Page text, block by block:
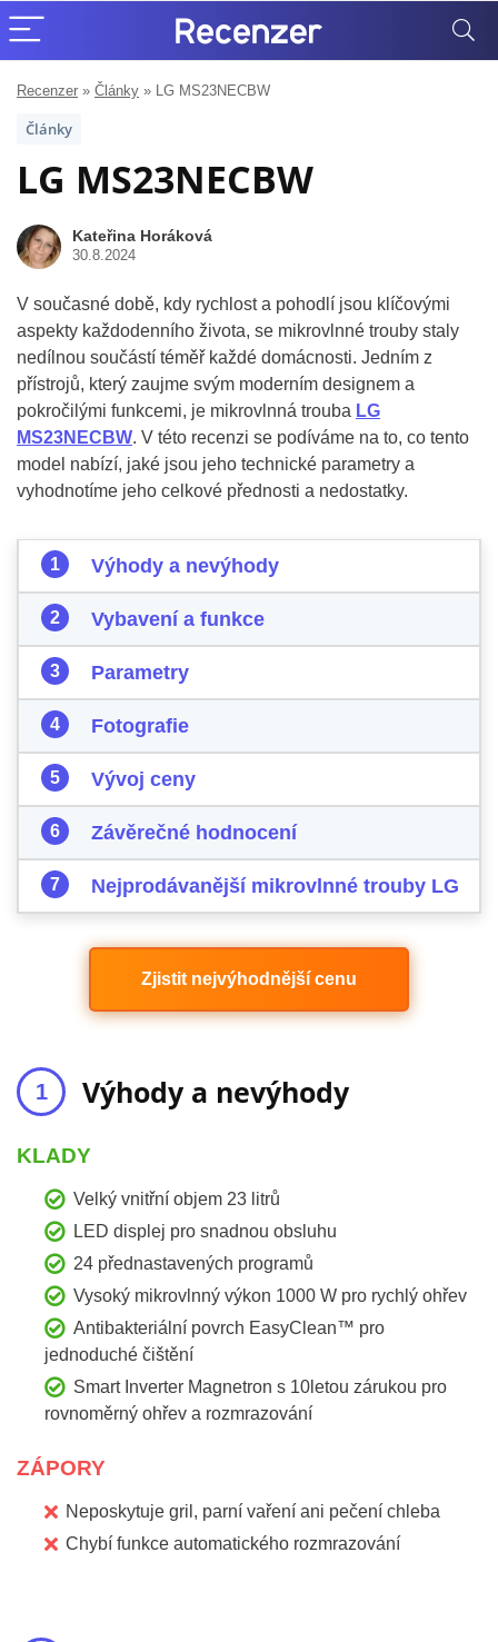
Recenzer » Články » LG MS23NECBW
Články
LG MS23NECBW
Kateřina Horáková
30.8.2024
V současné době, kdy rychlost a pohodlí jsou klíčovými
aspekty každodenního života, se mikrovlnné trouby staly
nedílnou součástí téměř každé domácnosti. Jedním z
přístrojů, který zaujme svým moderním designem a
pokročilými funkcemi, je mikrovlnná trouba LG
MS23NECBW. V této recenzi se podíváme na to, co tento
model nabízí, jaké jsou jeho technické parametry a
vyhodnotíme jeho celkové přednosti a nedostatky.
Výhody a nevýhody
Vybavení a funkce
Parametry
Fotografie
Vývoj ceny
Závěrečné hodnocení
Nejprodávanější mikrovlnné trouby LG
Zjistit nejvýhodnější cenu
Výhody a nevýhody
KLADY
Velký vnitřní objem 23 litrů
LED displej pro snadnou obsluhu
24 přednastavených programů
Vysoký mikrovlnný výkon 1000 W pro rychlý ohřev
Antibakteriální povrch EasyClean™ pro
jednoduché čištění
Smart Inverter Magnetron s 10letou zárukou pro
rovnoměrný ohřev a rozmrazování
ZÁPORY
Neposkytuje gril, parní vaření ani pečení chleba
Chybí funkce automatického rozmrazování